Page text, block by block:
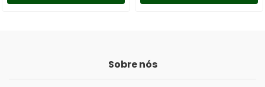
Sobre nós